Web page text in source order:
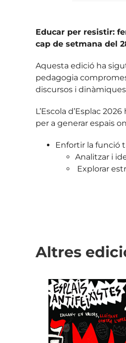
Educar per resistir:
cap de setmana del
Aquesta edició ha
pedagogia
discursos i
L’Escola d’Esplac
per a generar espais
Enfortir la funció
Analitzar i
Explorar
Altres